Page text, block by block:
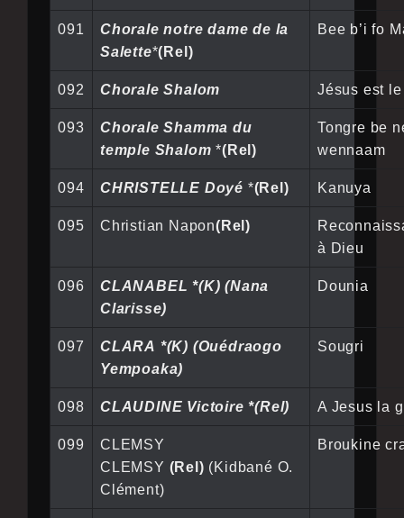
091
Chorale notre dame de la
Salette*(Rel)
Bee b’i fo
092 Chorale Shalom Jésus est
093
Chorale Shamma du
temple Shalom*(Rel)
Tongre be
wennaam
094 CHRISTELLE Doyé *(Rel) Kanuya
095 Christian Napon(Rel)
à Dieu
096
CLANABEL *(K) (Nana
Clarisse)
Dounia
097
CLARA *(K) (Ouédraogo
Yempoaka)
Sougri
098 CLAUDINE Victoire *(Rel) A Jesus la
099
CLEMSY
CLEMSY (Rel) (Kidbané O.
Clément)
Broukine